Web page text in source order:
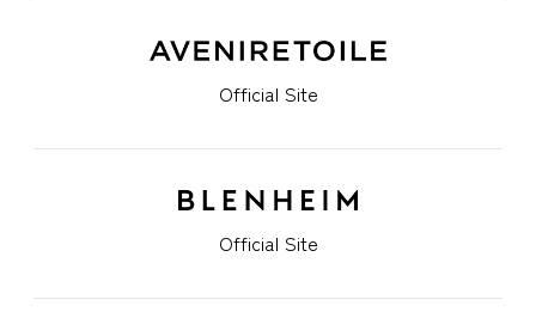
Official Site
Official Site